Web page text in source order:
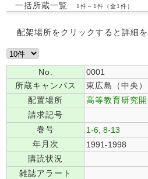
一括所蔵一覧 1件～1件（全1件）
配架場所をクリックすると詳細
No.
0001
所蔵キャンパス
東広島（中央）
配置場所
高等教育研究
請求記号
巻号
1-6, 8-13
年月次
1991-1998
購読状況
雑誌アラート